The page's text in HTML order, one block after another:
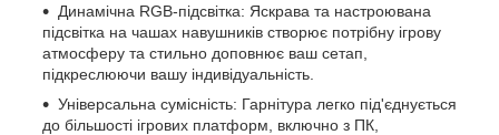
Динамічна RGB-підсвітка: Яскрава та настроювана
підсвітка на чашах навушників створює потрібну ігрову
атмосферу та стильно доповнює ваш сетап,
підкреслюючи вашу індивідуальність.
Універсальна сумісність: Гарнітура легко під'єднується
до більшості ігрових платформ, включно з ПК,